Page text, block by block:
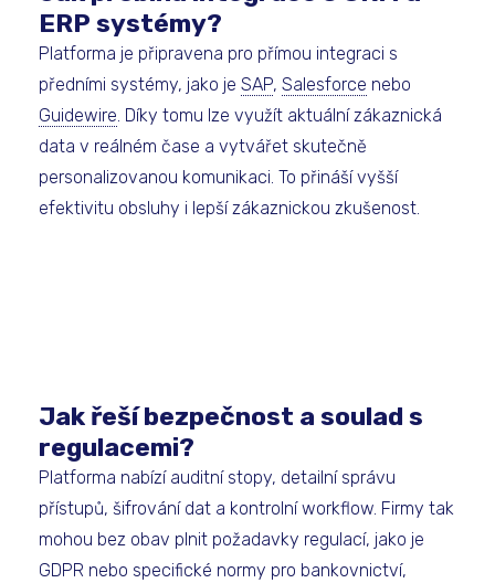
ERP systémy?
Platforma je připravena pro přímou integraci s
předními systémy, jako je SAP, Salesforce nebo
Guidewire . Díky tomu lze využít aktuální zákaznická
data v reálném čase a vytvářet skutečně
personalizovanou komunikaci. To přináší vyšší
efektivitu obsluhy i lepší zákaznickou zkušenost.
Jak řeší bezpečnost a soulad s
regulacemi?
Platforma nabízí auditní stopy, detailní správu
přístupů, šifrování dat a kontrolní workflow. Firmy tak
mohou bez obav plnit požadavky regulací, jako je
GDPR nebo specifické normy pro bankovnictví,